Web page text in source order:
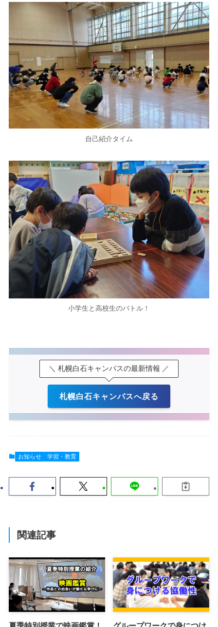
自己紹介タイム
小学生と高校生のバトル！
＼ 札幌白石キャンパスの最新情報 ／
札幌白石キャンパスへ戻る
お知らせ 学習・教育
関連記事